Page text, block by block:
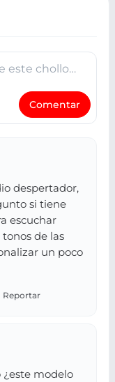
este chollo…
Comentar
despertador,
si tiene
escuchar
de las
un poco
¿este modelo